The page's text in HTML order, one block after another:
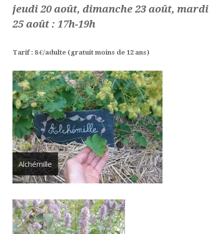
jeudi 20 août, dimanche 23 août, mardi
25 août : 17h-19h
Tarif : 8 €/adulte (gratuit moins de 12 ans)
Alchémille